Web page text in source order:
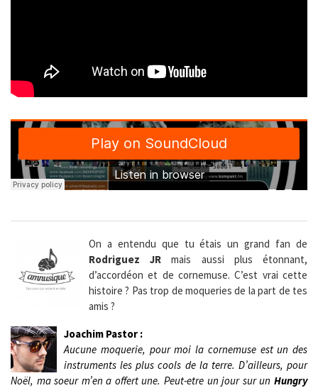
On a entendu que tu étais un grand fan de
Rodriguez JR mais aussi plus étonnant,
d’accordéon et de cornemuse. C’est vrai cette
histoire ? Pas trop de moqueries de la part de tes
amis ?
Joachim Pastor :
Aucune moquerie, pour moi la cornemuse est un des
instruments les plus cools de la terre. D’ailleurs, pour
Noël, ma soeur m’en a offert une. Peut-etre un jour sur un Hungry